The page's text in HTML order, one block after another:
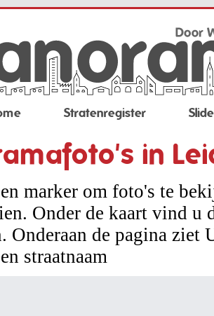
Stratenregister
in
marker om foto's te
Onder de kaart vind
Onderaan de pagina ziet
straatnaam